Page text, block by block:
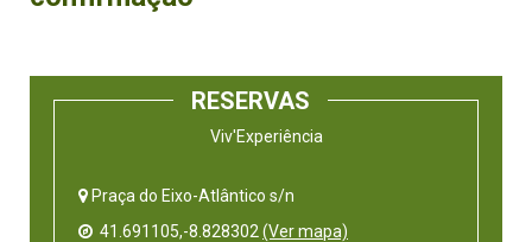
RESERVAS
Viv'Experiência
Praça do Eixo-Atlântico s/n
41.691105,-8.828302 (Ver mapa)